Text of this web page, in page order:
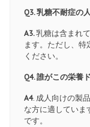
Q3. 乳糖不耐症の
A3.乳糖は含まれ
ます。ただし、
ください。
Q4. 誰がこの栄養
A4. 成人向けの製
な方に適していま
です。